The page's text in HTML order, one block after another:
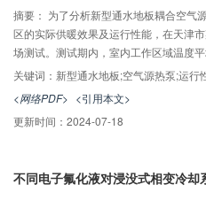
摘要： 为了分析新型通水地板耦合空气
区的实际供暖效果及运行性能，在天津
场测试。测试期内，室内工作区域温度
温度平均值变化范围是22.5~29.1 ℃；
标；系统日平均制热量变化范围是
kW，日平均COP的变化范围是
地板表面温度和办公区域温度差值在5 ℃
W/m2。最冷测试日时，室外温度变化
Ⅰ、Ⅱ级标准范围，保证了供暖品质；系
关键词： 新型通水地板;空气源热泵;运行
<网络PDF> <引用本文>
更新时间： 2024-07-18
不同电子氟化液对浸没式相变冷却